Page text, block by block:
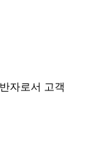
자로서 고객